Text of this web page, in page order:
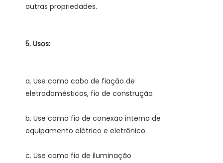
a. Use como cabo de fiação de
b. Use como fio de conexão interno de